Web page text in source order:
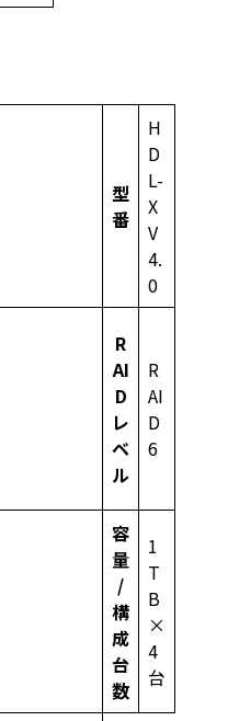
型
番
H
D
L-
X
V
4.
0
R
AI
D
レ
ベ
ル
R
AI
D
6
容
量
/
構
成
台
数
1
T
B
×
4
台